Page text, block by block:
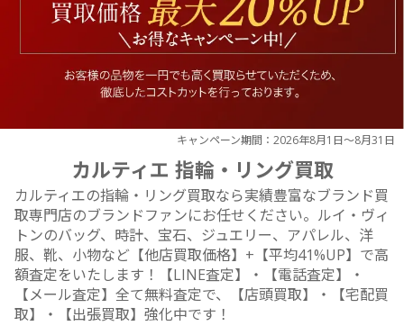
キャンペーン期間：2026年8月1日～8月31日
カルティエ 指輪・リング買取
カルティエの指輪・リング買取なら実績豊富なブランド買
取専門店のブランドファンにお任せください。ルイ・ヴィ
トンのバッグ、時計、宝石、ジュエリー、アパレル、洋
服、靴、小物など【他店買取価格】+【平均41%UP】で高
額査定をいたします！【LINE査定】・【電話査定】・
【メール査定】全て無料査定で、【店頭買取】・【宅配買
取】・【出張買取】強化中です！